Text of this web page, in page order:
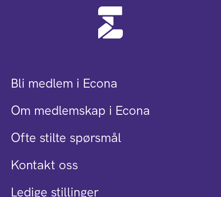
Bli medlem i Econa
Om medlemskap i Econa
Ofte stilte spørsmål
Kontakt oss
Ledige stillinger